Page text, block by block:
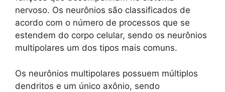
nervoso. Os neurônios são classificados de
acordo com o número de processos que se
estendem do corpo celular, sendo os neurônios
multipolares um dos tipos mais comuns.
Os neurônios multipolares possuem múltiplos
dendritos e um único axônio, sendo